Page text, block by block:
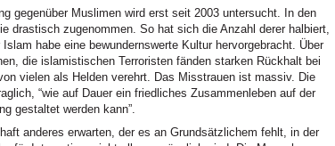
gegenüber Muslimen wird erst seit 2003 untersucht. In den
drastisch zugenommen. So hat sich die Anzahl derer halbiert,
habe eine bewundernswerte Kultur hervorgebracht. Über
die islamistischen Terroristen fänden starken Rückhalt bei
vielen als Helden verehrt. Das Misstrauen ist massiv. Die
“wie auf Dauer ein friedliches Zusammenleben auf der
gestaltet werden kann”.
anderes erwarten, der es an Grundsätzlichem fehlt, in der